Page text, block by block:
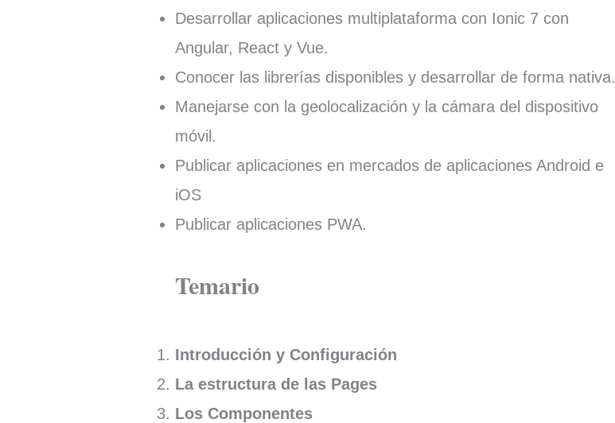
Desarrollar aplicaciones multiplataforma con Ionic 7 con
Angular, React y Vue.
Conocer las librerías disponibles y desarrollar de forma nativa.
Manejarse con la geolocalización y la cámara del dispositivo
móvil.
Publicar aplicaciones en mercados de aplicaciones Android e
iOS
Publicar aplicaciones PWA.
Temario
Introducción y Configuración
La estructura de las Pages
Los Componentes